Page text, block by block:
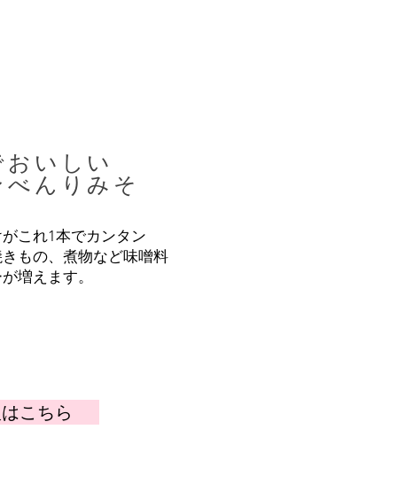
いしい
んりみそ
これ1本でカンタン
もの、煮物など味噌料
増えます。
こちら